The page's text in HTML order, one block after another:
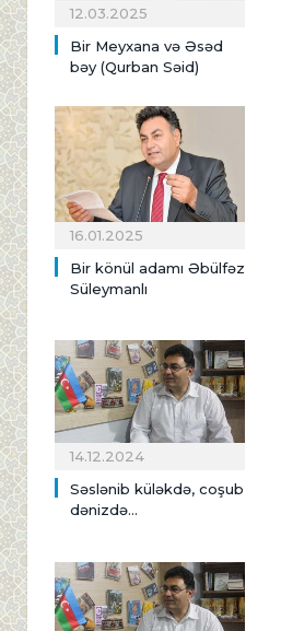
12.03.2025
Bir Meyxana və Əsəd
bəy (Qurban Səid)
16.01.2025
Bir könül adamı Əbülfəz
Süleymanlı
14.12.2024
Səslənib küləkdə, coşub
dənizdə...